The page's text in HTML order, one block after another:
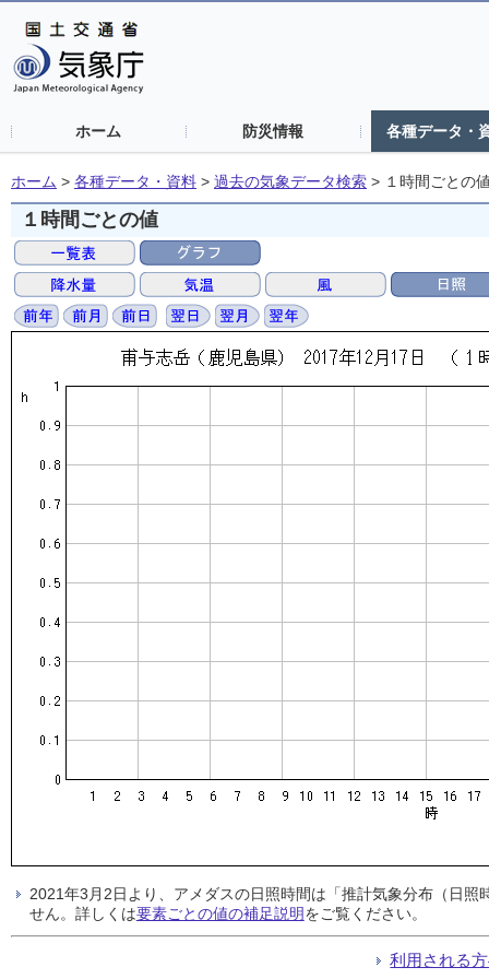
ホーム 防災情報 各種データ・
ホーム > 各種データ・資料 > 過去の気象データ検索 > １時間ごとの
１時間ごとの値
2021年3月2日より、アメダスの日照時間は「推計気象分布（日
せん。詳しくは要素ごとの値の補足説明をご覧ください。
利用される